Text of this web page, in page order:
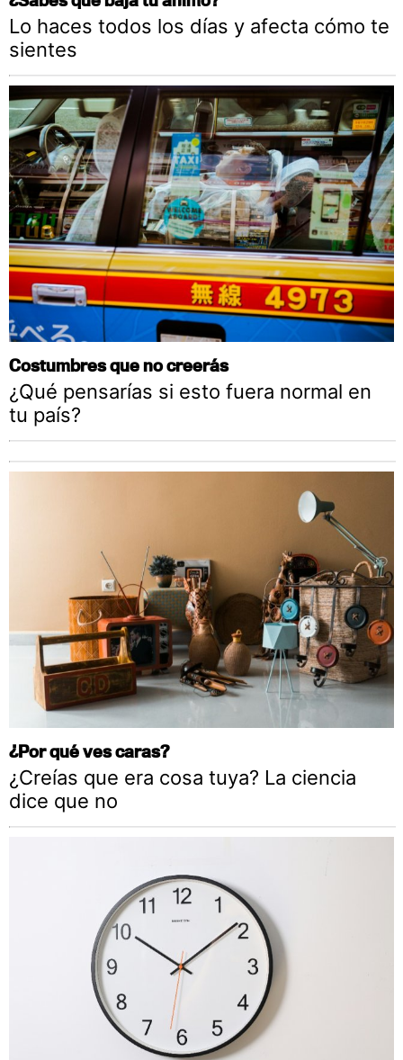
Lo haces todos los días y afecta cómo te
sientes
Costumbres que no creerás
¿Qué pensarías si esto fuera normal en
tu país?
¿Por qué ves caras?
¿Creías que era cosa tuya? La ciencia
dice que no